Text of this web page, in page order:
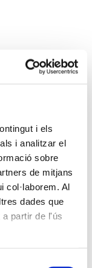
i els
i analitzar el
sobre
de mitjans
col·laborem. Al
dades que
partir de l'ús
la pasta de full,
cireres. Els pastissos
postres, i millor si
a la primavera. Pel
amb
recepta per
del supermercat. Si
pots comprar-les
necessitaràs un